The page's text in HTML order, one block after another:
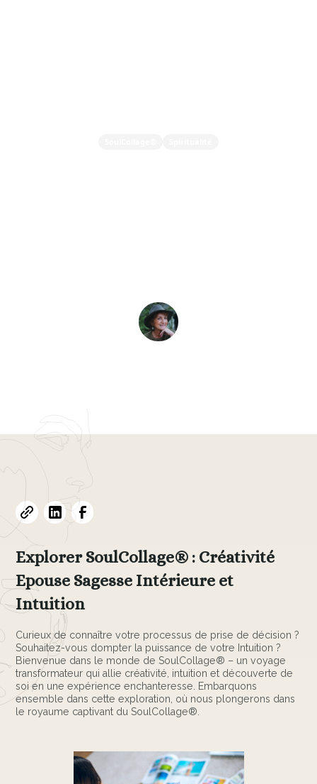
Explorer SoulCollage® : Créativité
Epouse Sagesse Intérieure et
Intuition
Curieux de connaître votre processus de prise de décision ?
Souhaitez-vous dompter la puissance de votre Intuition ?
Bienvenue dans le monde de SoulCollage® – un voyage
transformateur qui allie créativité, intuition et découverte de
soi en une expérience enchanteresse. Embarquons
ensemble dans cette exploration, où nous plongerons dans
le royaume captivant du SoulCollage®.